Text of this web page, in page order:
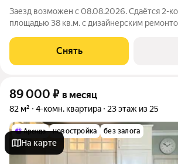
Заезд возможен с 08.08.2026. Сдаётся 2-
площадью 38 кв.м. с дизайнерским
Посудомоечная машина
Снять
89 000 ₽ в месяц
82 м² 4-комн. квартира 23 этаж из 25
новостройка без залога
На карте